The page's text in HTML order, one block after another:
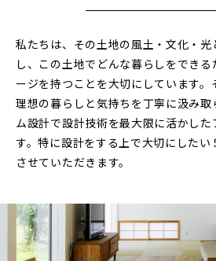
私たちは、その土地の風土・文化・
し、この土地でどんな暮らしをでき
ージを持つことを大切にしています
理想の暮らしと気持ちを丁寧に汲み取
ム設計で設計技術を最大限に活かし
す。特に設計をする上で大切にした
させていただきます。